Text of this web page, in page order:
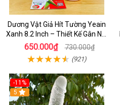
Dương Vật Giả Hít Tường Yeain
Xanh 8.2 Inch – Thiết Kế Gân Nổi
Chân Thật
650.000₫ 730.000₫
(921)
-11%
5